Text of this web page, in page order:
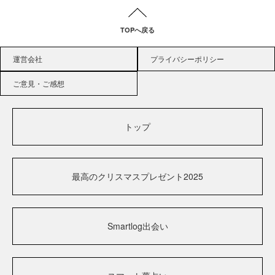
TOPへ戻る
運営会社 プライバシーポリシー
ご意見・ご感想
トップ
最高のクリスマスプレゼント2025
Smartlog出会い